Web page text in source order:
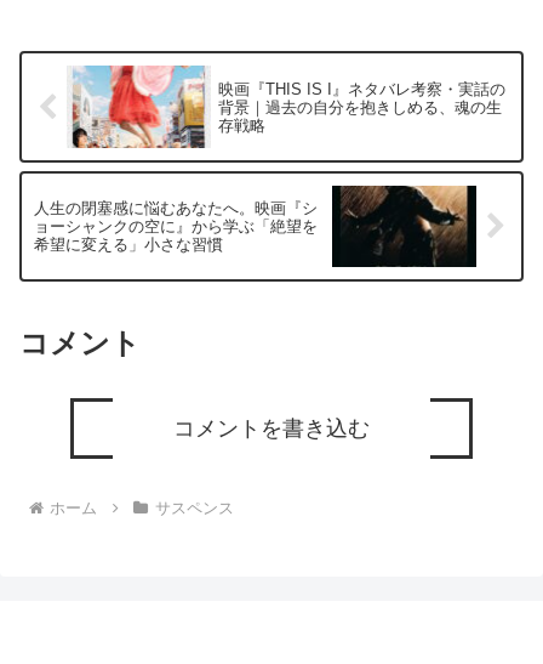
映画『THIS IS I』ネタバレ考察・実話の
背景｜過去の自分を抱きしめる、魂の生
存戦略
人生の閉塞感に悩むあなたへ。映画『シ
ョーシャンクの空に』から学ぶ「絶望を
希望に変える」小さな習慣
コメント
コメントを書き込む
ホーム サスペンス